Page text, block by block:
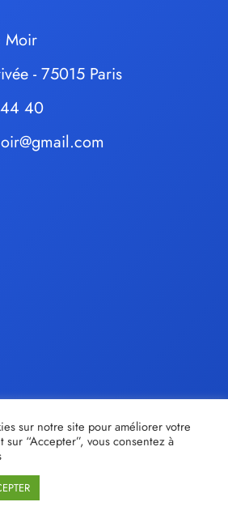
Moir
- 75015 Paris
40
Share out
sur notre site pour améliorer votre
“Accepter”, vous consentez à